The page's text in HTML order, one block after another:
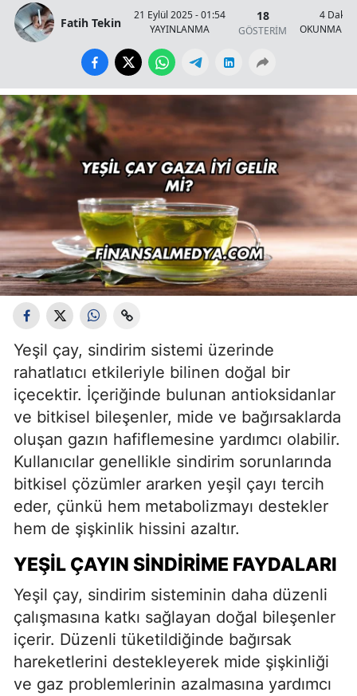
Fatih Tekin
21 Eylül 2025 - 01:54
YAYINLANMA
18
GÖSTERİM
4 Dakika
OKUNMA
Yeşil çay, sindirim sistemi üzerinde
rahatlatıcı etkileriyle bilinen doğal bir
içecektir. İçeriğinde bulunan antioksidanlar
ve bitkisel bileşenler, mide ve bağırsaklarda
oluşan gazın hafiflemesine yardımcı olabilir.
Kullanıcılar genellikle sindirim sorunlarında
bitkisel çözümler ararken yeşil çayı tercih
eder, çünkü hem metabolizmayı destekler
hem de şişkinlik hissini azaltır.
YEŞIL ÇAYIN SINDIRIME FAYDALARI
Yeşil çay, sindirim sisteminin daha düzenli
çalışmasına katkı sağlayan doğal bileşenler
içerir. Düzenli tüketildiğinde bağırsak
hareketlerini destekleyerek mide şişkinliği
ve gaz problemlerinin azalmasına yardımcı